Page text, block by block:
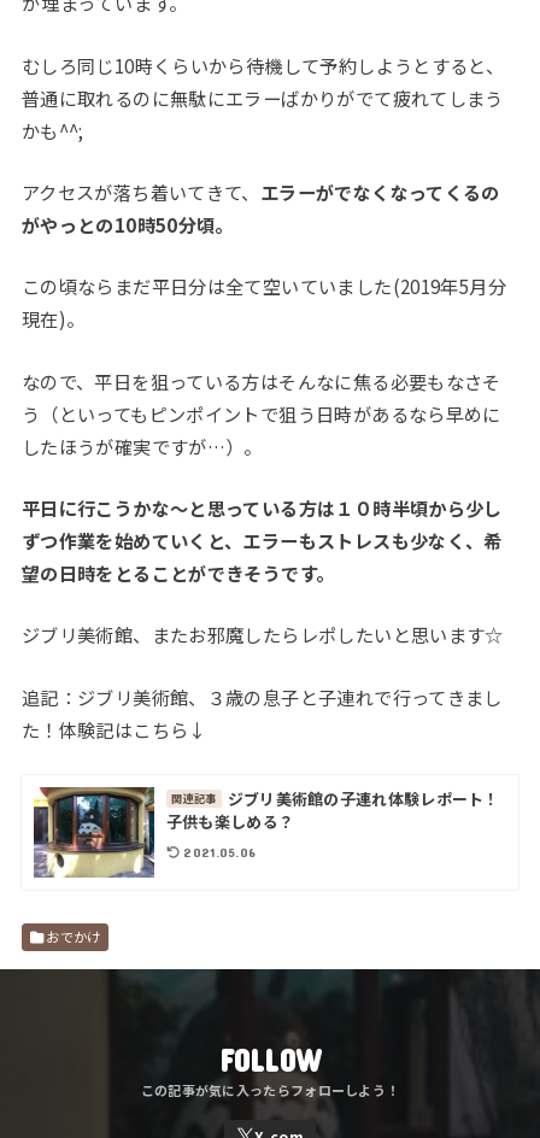
むしろ同じ10時くらいから待機して予約しようとすると、
普通に取れるのに無駄にエラーばかりがでて疲れてしまう
かも^^;
アクセスが落ち着いてきて、 エラーがでなくなってくるの
がやっとの10時50分頃。
この頃ならまだ平日分は全て空いていました(2019年5月分
現在)。
なので、平日を狙っている方はそんなに焦る必要もなさそ
う（といってもピンポイントで狙う日時があるなら早めに
したほうが確実ですが…）。
平日に行こうかな～と思っている方は１０時半頃から少し
ずつ作業を始めていくと、エラーもストレスも少なく、希
望の日時をとることができそうです。
ジブリ美術館、またお邪魔したらレポしたいと思います☆
追記：ジブリ美術館、３歳の息子と子連れで行ってきまし
た！体験記はこちら↓
関連記事
ジブリ美術館の子連れ体験レポート！
子供も楽しめる？
2021.05.06
おでかけ
FOLLOW